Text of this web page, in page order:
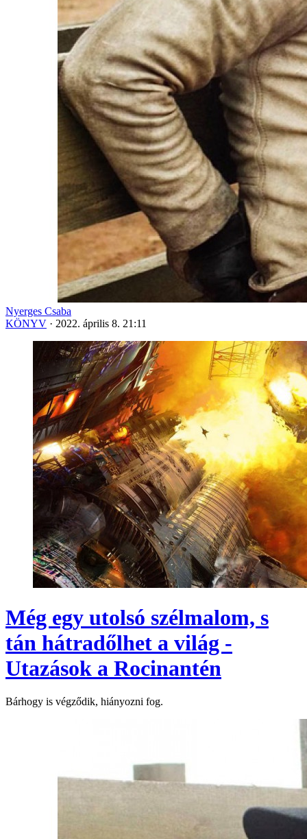
Nyerges Csaba
KÖNYV · 2022. április 8. 21:11
Még egy utolsó szélmalom, s
tán hátradőlhet a világ -
Utazások a Rocinantén
Bárhogy is végződik, hiányozni fog.